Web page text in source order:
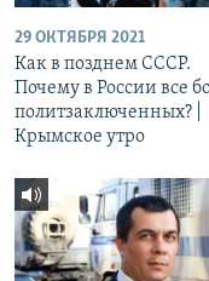
29 ОКТЯБРЯ 2021
Как в позднем СССР.
Почему в России все
политзаключенных? |
Крымское утро